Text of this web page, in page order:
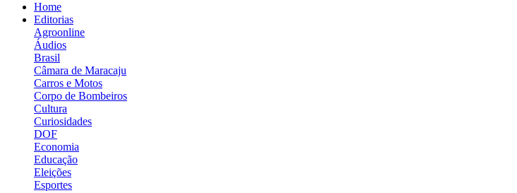
Home
Editorias
Agroonline
Áudios
Brasil
Câmara de Maracaju
Carros e Motos
Corpo de Bombeiros
Cultura
Curiosidades
DOF
Economia
Educação
Eleições
Esportes